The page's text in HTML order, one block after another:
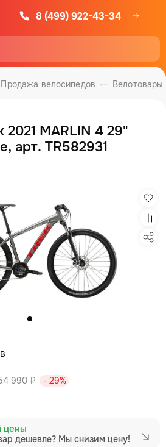
8 (499) 922-43-34
Велотовары
Продажа велосипедов
MARLIN 4 29"
арт. TR582931
990 ₽ - 29%
цены
дешевле? Мы снизим цену!